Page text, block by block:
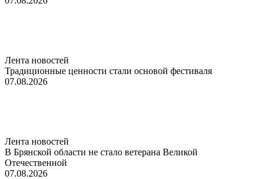
Лента новостей
Традиционные ценности стали основой фестиваля
07.08.2026
Лента новостей
В Брянской области не стало ветерана Великой
Отечественной
07.08.2026